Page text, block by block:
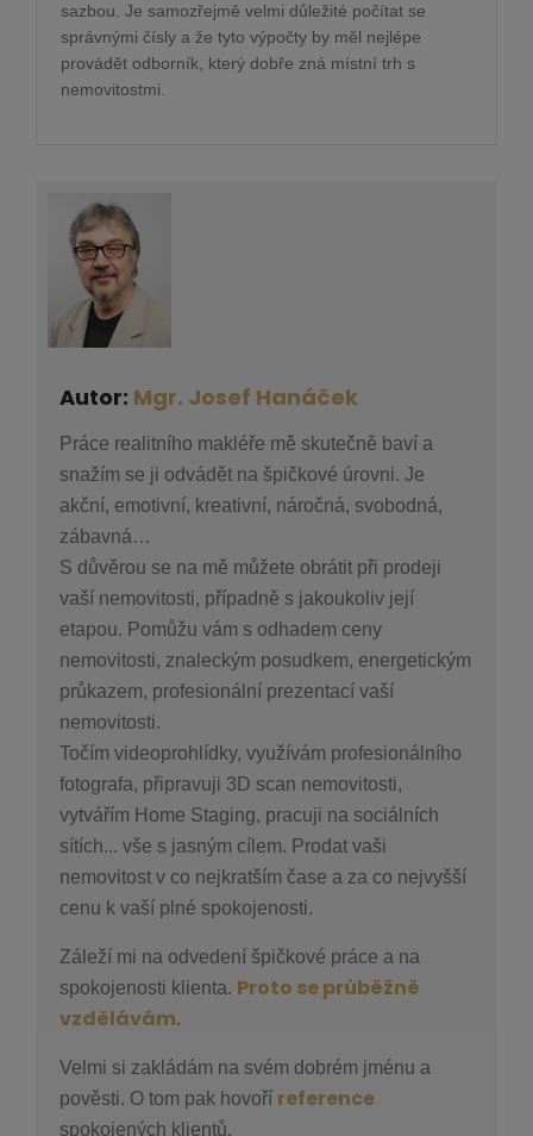
sazbou. Je samozřejmě velmi důležité počítat se
správnými čísly a že tyto výpočty by měl nejlépe
provádět odborník, který dobře zná místní trh s
nemovitostmi.
Autor: Mgr. Josef Hanáček
Práce realitního makléře mě skutečně baví a
snažím se ji odvádět na špičkové úrovni. Je
akční, emotivní, kreativní, náročná, svobodná,
zábavná…
S důvěrou se na mě můžete obrátit při prodeji
vaší nemovitosti, případně s jakoukoliv její
etapou. Pomůžu vám s odhadem ceny
nemovitosti, znaleckým posudkem, energetickým
průkazem, profesionální prezentací vaší
nemovitosti.
Točím videoprohlídky, využívám profesionálního
fotografa, připravuji 3D scan nemovitosti,
vytvářím Home Staging, pracuji na sociálních
sítích... vše s jasným cílem. Prodat vaši
nemovitost v co nejkratším čase a za co nejvyšší
cenu k vaší plné spokojenosti.
Záleží mi na odvedení špičkové práce a na
spokojenosti klienta. Proto se průběžně
vzdělávám.
Velmi si zakládám na svém dobrém jménu a
pověsti. O tom pak hovoří reference
spokojených klientů.